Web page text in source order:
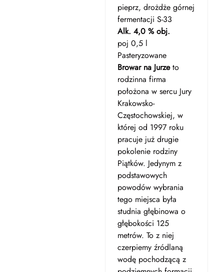
pieprz, drożdże górnej
fermentacji S-33
Alk. 4,0 % obj.
poj 0,5 l
Pasteryzowane
Browar na Jurzeto
rodzinna firma
położona w sercu Jury
Krakowsko-
Częstochowskiej, w
której od 1997 roku
pracuje już drugie
pokolenie rodziny
Piątków. Jedynym z
podstawowych
powodów wybrania
tego miejsca była
studnia głębinowa o
głębokości 125
metrów. To z niej
czerpiemy źródlaną
wodę pochodzącą z